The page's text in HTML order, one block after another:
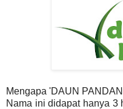
Mengapa 'DAUN
Nama ini didapat hanya 3